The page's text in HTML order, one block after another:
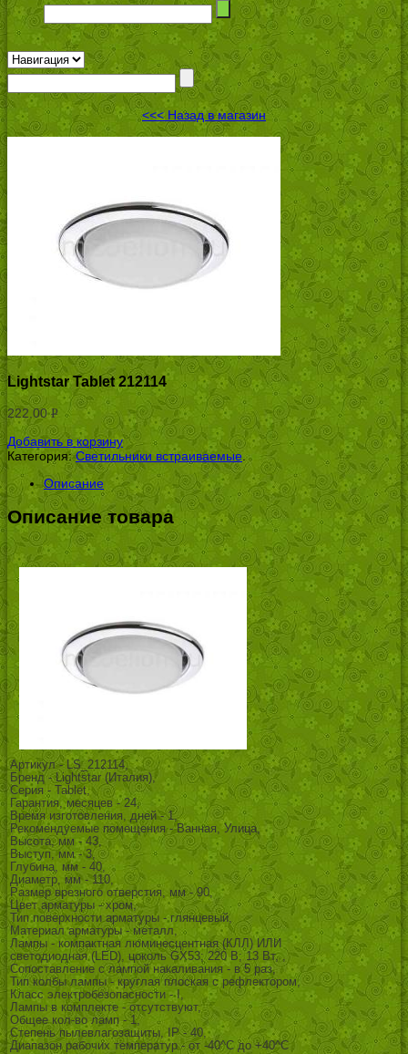
<<< Назад в магазин
Lightstar Tablet 212114
222.00Р
УБ.
Добавить в корзину
Категория:Светильники встраиваемые
Описание
Описание товара
Артикул - LS_212114,
Бренд - Lightstar (Италия),
Серия - Tablet,
Гарантия, месяцев - 24,
Время изготовления, дней - 1,
Рекомендуемые помещения - Ванная, Улица,
Высота, мм - 43,
Выступ, мм - 3,
Глубина, мм - 40,
Диаметр, мм - 110,
Размер врезного отверстия, мм - 90,
Цвет арматуры - хром,
Тип поверхности арматуры - глянцевый,
Материал арматуры - металл,
Лампы - компактная люминесцентная (КЛЛ) ИЛИ
светодиодная (LED), цоколь GX53; 220 В; 13 Вт, ,
Сопоставление с лампой накаливания - в 5 раз,
Тип колбы лампы - круглая плоская с рефлектором,
Класс электробезопасности - I,
Лампы в комплекте - отсутствуют,
Общее кол-во ламп - 1,
Степень пылевлагозащиты, IP - 40,
Диапазон рабочих температур - от -40^C до +40^C